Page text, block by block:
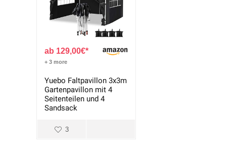
129,00€
+ 3 more
Yuebo Faltpavillon 3x3m
Gartenpavillon mit 4
Seitenteilen und 4
Sandsack
3